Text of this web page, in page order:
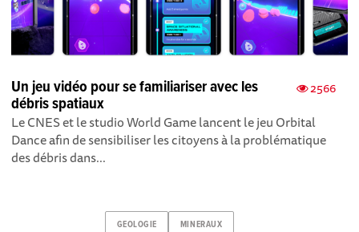
2566
Un jeu vidéo pour se familiariser avec les
débris spatiaux
Le CNES et le studio World Game lancent le jeu Orbital
Dance afin de sensibiliser les citoyens à la problématique
des débris dans...
GEOLOGIE MINERAUX